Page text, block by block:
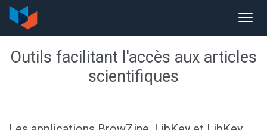
Outils facilitant l'accès aux articles
scientifiques